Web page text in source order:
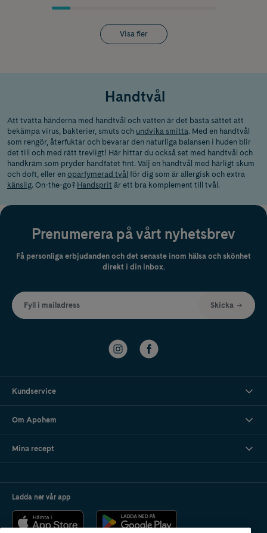
Visa fler
Handtvål
Att tvätta händerna med handtvål och vatten är det bästa sättet att
bekämpa virus, bakterier, smuts och undvika smitta. Med en handtvål
som rengör, återfuktar och bevarar den naturliga balansen i huden blir
det till och med rätt trevligt! Här hittar du också set med handtvål och
handkräm som pryder handfatet fint. Välj en handtvål med härligt skum
och doft, eller en oparfymerad tvål för dig som är allergisk och extra
känslig. On-the-go? Handsprit är ett bra komplement till tvål.
Prenumerera på vårt nyhetsbrev
Få personliga erbjudanden och det senaste inom hälsa och skönhet
direkt i din inbox.
Fyll i mailadress Skicka
Kundservice
Om Apohem
Mina recept
Ladda ner vår app